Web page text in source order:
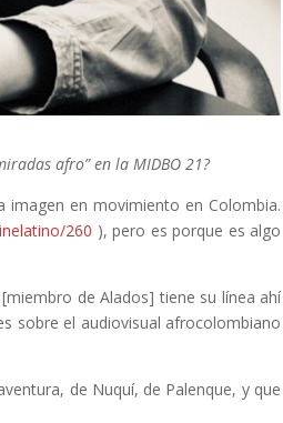
afro” en la MIDBO 21?
imagen en movimiento en Colombia.
260 ), pero es porque es algo
de Alados] tiene su línea ahí
sobre el audiovisual afrocolombiano
de Nuquí, de Palenque, y que